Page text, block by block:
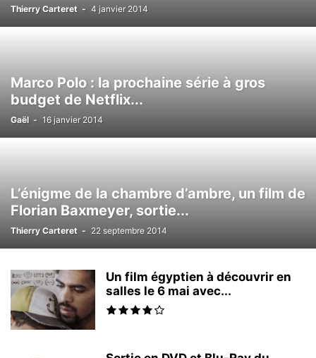
Thierry Carteret - 4 janvier 2014
Marco Polo : la prochaine série à gros
budget de Netflix...
Gaël - 16 janvier 2014
L’énigme de la chambre d’ambre, un film de
Florian Baxmeyer, sortie...
Thierry Carteret - 22 septembre 2014
Un film égyptien à découvrir en
salles le 6 mai avec...